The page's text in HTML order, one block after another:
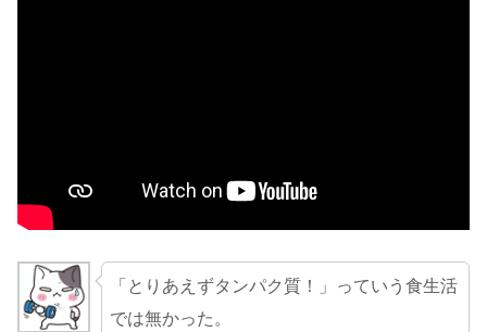
「とりあえずタンパク質！」っていう食生活
では無かった。